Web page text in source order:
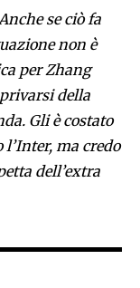
se ciò fa
non è
per Zhang
della
Gli è costato
ma credo
dell’extra